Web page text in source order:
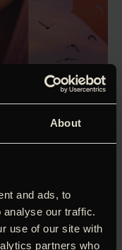
About
and ads, to
analyse our traffic.
use of our site with
partners who
all the more